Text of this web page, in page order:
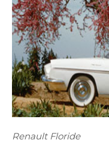
Renault Floride